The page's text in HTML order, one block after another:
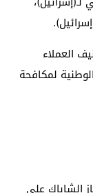
العملاء
لمكافحة
الشاباك على